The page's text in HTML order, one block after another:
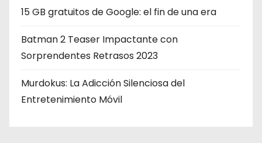
e
n
t
r
15 GB gratuitos de Google: el fin de una era
Batman 2 Teaser Impactante con
Sorprendentes Retrasos 2023
Murdokus: La Adicción Silenciosa del
Entretenimiento Móvil